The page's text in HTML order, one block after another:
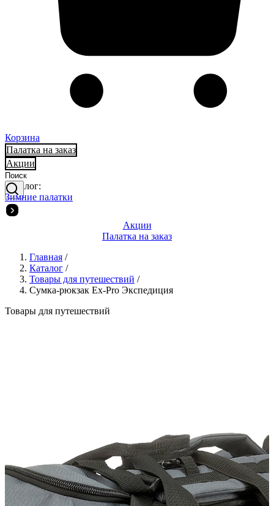
Корзина
Палатка на заказ
Акции
Каталог:
Зимние палатки
Акции
Палатка на заказ
Главная /
Каталог /
Товары для путешествий /
Сумка-рюкзак Ex-Pro Экспедиция
Товары для путешествий